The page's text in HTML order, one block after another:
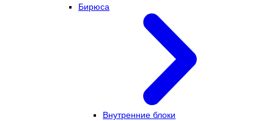
Бирюса
Внутренние блоки